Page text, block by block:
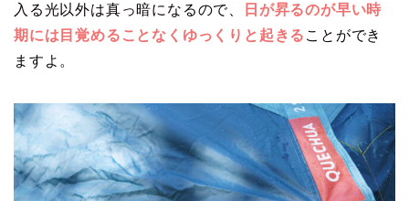
入る光以外は真っ暗になるので、
日が昇るのが早い時
期には目覚めることなくゆっくりと起きる ことができ
ますよ。